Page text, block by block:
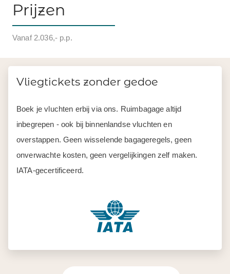
Prijzen
Vanaf 2.036,- p.p.
Vliegtickets zonder gedoe
Boek je vluchten erbij via ons. Ruimbagage altijd
inbegrepen - ook bij binnenlandse vluchten en
overstappen. Geen wisselende bagageregels, geen
onverwachte kosten, geen vergelijkingen zelf maken.
IATA-gecertificeerd.